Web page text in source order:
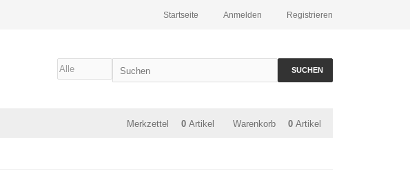
Registrieren
Anmelden
Startseite
SUCHEN
Warenkorb 0 Artikel
Merkzettel 0 Artikel